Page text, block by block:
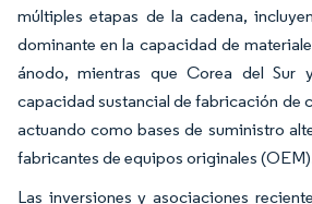
múltiples etapas de la cadena,
dominante en la capacidad de
ánodo, mientras que Corea del Sur
capacidad sustancial de fabricación de
actuando como bases de suministro
fabricantes de equipos originales
Las inversiones y asociaciones